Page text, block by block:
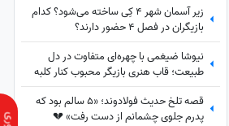
زیر آسمان شهر 4 کِی ساخته می‌شود؟ کدام
بازیگران در فصل 4 حضور دارند؟
نیوشا ضیغمی با چهره‌ای متفاوت در دل
طبیعت؛ قاب هنری بازیگر محبوب کنار کلبه
چوبی
قصه تلخ حدیث فولادوند؛ «5 سالم بود که
پدرم جلوی چشمانم از دست رفت» 💔